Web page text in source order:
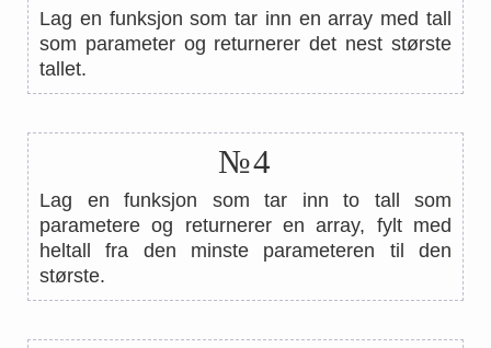
Lag en funksjon som tar inn en array med tall
som parameter og returnerer det nest største
tallet.
№4
Lag en funksjon som tar inn to tall som
parametere og returnerer en array, fylt med
heltall fra den minste parameteren til den
største.